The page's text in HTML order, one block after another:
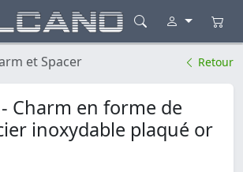
et Spacer Retour
- Charm en forme de
inoxydable plaqué or